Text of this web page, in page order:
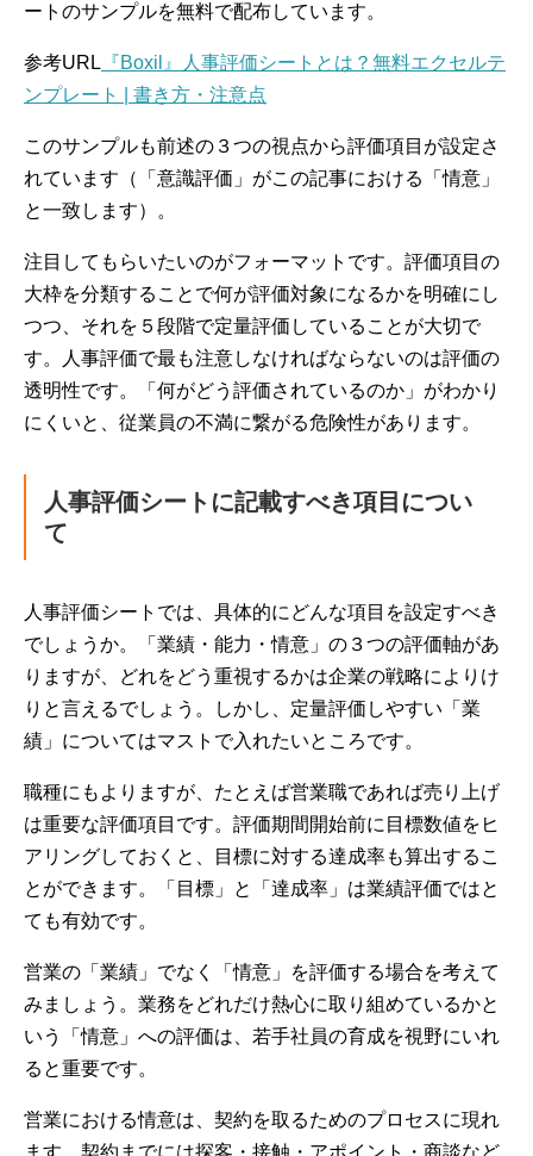
ートのサンプルを無料で配布しています。
参考URL 『Boxil』人事評価シートとは？無料エクセルテ
ンプレート | 書き方・注意点
このサンプルも前述の３つの視点から評価項目が設定さ
れています（「意識評価」がこの記事における「情意」
と一致します）。
注目してもらいたいのがフォーマットです。評価項目の
大枠を分類することで何が評価対象になるかを明確にし
つつ、それを５段階で定量評価していることが大切で
す。人事評価で最も注意しなければならないのは評価の
透明性です。「何がどう評価されているのか」がわかり
にくいと、従業員の不満に繋がる危険性があります。
人事評価シートに記載すべき項目につい
て
人事評価シートでは、具体的にどんな項目を設定すべき
でしょうか。「業績・能力・情意」の３つの評価軸があ
りますが、どれをどう重視するかは企業の戦略によりけ
りと言えるでしょう。しかし、定量評価しやすい「業
績」についてはマストで入れたいところです。
職種にもよりますが、たとえば営業職であれば売り上げ
は重要な評価項目です。評価期間開始前に目標数値をヒ
アリングしておくと、目標に対する達成率も算出するこ
とができます。「目標」と「達成率」は業績評価ではと
ても有効です。
営業の「業績」でなく「情意」を評価する場合を考えて
みましょう。業務をどれだけ熱心に取り組めているかと
いう「情意」への評価は、若手社員の育成を視野にいれ
ると重要です。
営業における情意は、契約を取るためのプロセスに現れ
ます。契約までには探客・接触・アポイント・商談など